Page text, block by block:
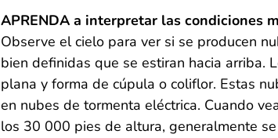
APRENDA a interpretar las condiciones
Observe el cielo para ver si se producen
bien definidas que se estiran hacia arriba.
plana y forma de cúpula o coliflor. Estas
en nubes de tormenta eléctrica. Cuando
los 30 000 pies de altura, generalmente